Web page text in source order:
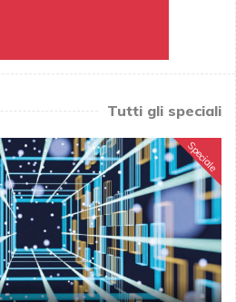
Tutti gli speciali
Speciale